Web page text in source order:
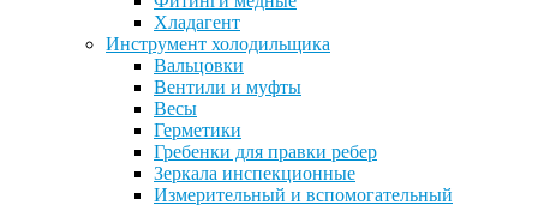
Хладагент
Инструмент холодильщика
Вальцовки
Вентили и муфты
Весы
Герметики
Гребенки для правки ребер
Зеркала инспекционные
Измерительный и вспомогательный